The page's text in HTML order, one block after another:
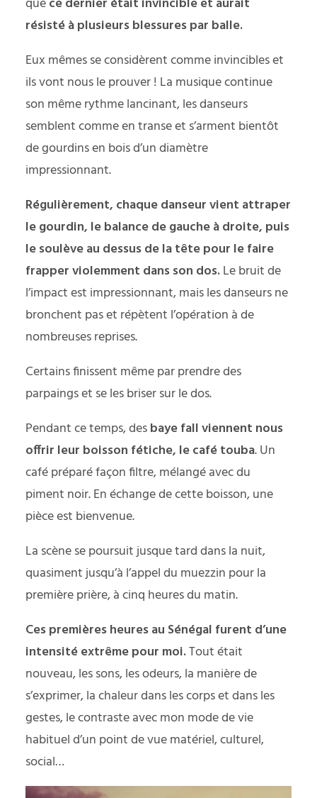
résisté à plusieurs blessures par balle.
Eux mêmes se considèrent comme invincibles et
ils vont nous le prouver ! La musique continue
son même rythme lancinant, les danseurs
semblent comme en transe et s’arment bientôt
de gourdins en bois d’un diamètre
impressionnant.
Régulièrement, chaque danseur vient attraper
le gourdin, le balance de gauche à droite, puis
le soulève au dessus de la tête pour le faire
frapper violemment dans son dos.Le bruit de
l’impact est impressionnant, mais les danseurs ne
bronchent pas et répètent l’opération à de
nombreuses reprises.
Certains finissent même par prendre des
parpaings et se les briser sur le dos.
Pendant ce temps, desbaye fall viennent nous
offrir leur boisson fétiche, le café touba. Un
café préparé façon filtre, mélangé avec du
piment noir. En échange de cette boisson, une
pièce est bienvenue.
La scène se poursuit jusque tard dans la nuit,
quasiment jusqu’à l’appel du muezzin pour la
première prière, à cinq heures du matin.
Ces premières heures au Sénégal furent d’une
intensité extrême pour moi.Tout était
nouveau, les sons, les odeurs, la manière de
s’exprimer, la chaleur dans les corps et dans les
gestes, le contraste avec mon mode de vie
habituel d’un point de vue matériel, culturel,
social…